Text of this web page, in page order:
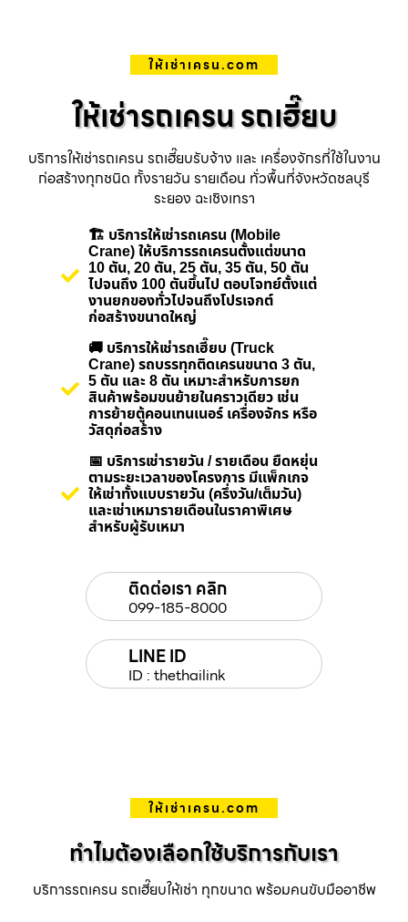
ให้เช่าเครน.com
ให้เช่ารถเครน รถเฮี๊ยบ
บริการให้เช่ารถเครน รถเฮี๊ยบรับจ้าง และ เครื่องจักรที่ใช้ในงาน
ก่อสร้างทุกชนิด ทั้งรายวัน รายเดือน ทั่วพื้นที่จังหวัดชลบุรี
ระยอง ฉะเชิงเทรา
🏗️ บริการให้เช่ารถเครน (Mobile
Crane) ให้บริการรถเครนตั้งแต่ขนาด
10 ตัน, 20 ตัน, 25 ตัน, 35 ตัน, 50 ตัน
ไปจนถึง 100 ตันขึ้นไป ตอบโจทย์ตั้งแต่
งานยกของทั่วไปจนถึงโปรเจกต์
ก่อสร้างขนาดใหญ่
🚚 บริการให้เช่ารถเฮี๊ยบ (Truck
Crane) รถบรรทุกติดเครนขนาด 3 ตัน,
5 ตัน และ 8 ตัน เหมาะสำหรับการยก
สินค้าพร้อมขนย้ายในคราวเดียว เช่น
การย้ายตู้คอนเทนเนอร์ เครื่องจักร หรือ
วัสดุก่อสร้าง
📅 บริการเช่ารายวัน / รายเดือน ยืดหยุ่น
ตามระยะเวลาของโครงการ มีแพ็กเกจ
ให้เช่าทั้งแบบรายวัน (ครึ่งวัน/เต็มวัน)
และเช่าเหมารายเดือนในราคาพิเศษ
สำหรับผู้รับเหมา
ติดต่อเรา คลิก
099-185-8000
LINE ID
ID : thethailink
ให้เช่าเครน.com
ทำไมต้องเลือกใช้บริการกับเรา
บริการรถเครน รถเฮี๊ยบให้เช่า ทุกขนาด พร้อมคนขับมืออาชีพ